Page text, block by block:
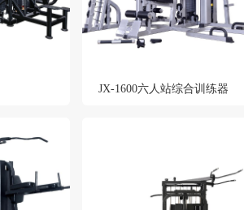
JX-1600六人站综合训练器